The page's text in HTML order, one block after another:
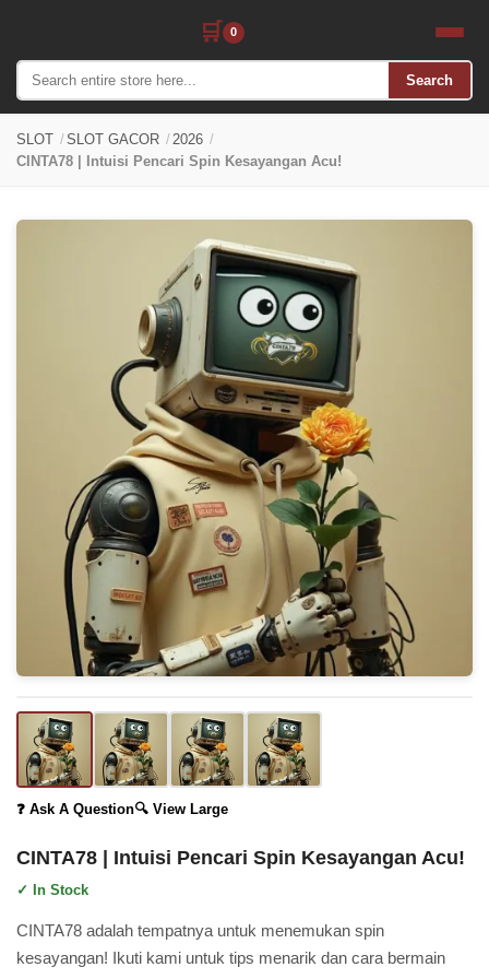
Search
🛒 0
SLOT /SLOT GACOR / 2026
CINTA78 | Intuisi Pencari Spin Kesayangan Acu!
❓ Ask A Question🔍 View Large
CINTA78 | Intuisi Pencari Spin Kesayangan
Acu!
✓ In Stock
CINTA78 adalah tempatnya untuk menemukan spin